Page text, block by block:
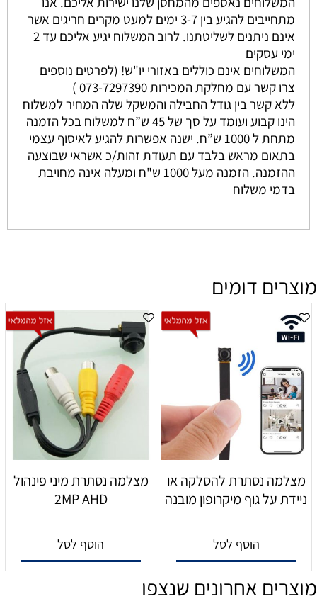
מתחייבים להגיע בין 3-7 ימים למעט מקרים חריגים אשר
אינם ניתנים לשליטתנו. לרוב המשלוח יגיע אליכם עד 2
ימי עסקים
המשלוחים אינם כוללים באזורי יו"ש! (לפרטים נוספים
צרו קשר עם מחלקת המכירות 073-7297390 )
ללא קשר בין גודל החבילה והמשקל שלה המחיר למשלוח
הינו קבוע ועומד על סך של 45 ש”ח למשלוח בכל הזמנה
מתחת ל 1000 ש”ח. ישנה אפשרות להגיע לאיסוף עצמי
בתאום מראש בלבד עם תעודת זהות/כ אשראי שבוצעה
ההזמנה. הזמנה מעל 1000 ש"ח ומעלה אינה מחויבת
בדמי משלוח
מוצרים דומים
מצלמה נסתרת להסלקה או
ניידת על גוף מיקרופון מובנה
הוסף לסל
מצלמה נסתרת מיני פינהול
2MP AHD
הוסף לסל
מוצרים אחרונים שנצפו